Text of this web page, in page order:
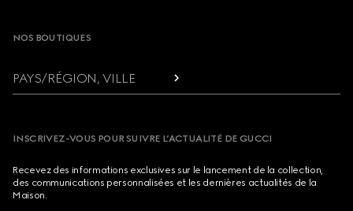
NOS BOUTIQUES
PAYS/RÉGION, VILLE
INSCRIVEZ-VOUS POUR SUIVRE L’ACTUALITÉ DE GUCCI
Recevez des informations exclusives sur le lancement de la collection,
des communications personnalisées et les dernières actualités de la
Maison.